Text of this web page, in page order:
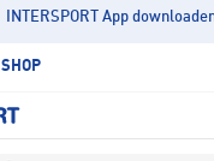
INTERSPORT App